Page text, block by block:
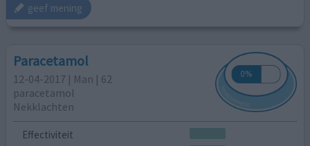
geef mening
Paracetamol
12-04-2017 | Man | 62
paracetamol
Nekklachten
Effectiviteit